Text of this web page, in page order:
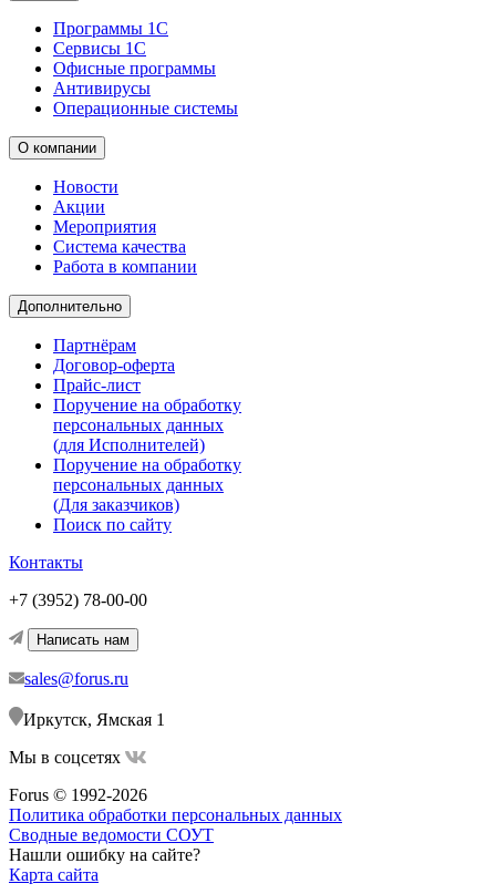
Программы 1С
Сервисы 1С
Офисные программы
Антивирусы
Операционные системы
О компании
Новости
Акции
Мероприятия
Система качества
Работа в компании
Дополнительно
Партнёрам
Договор-оферта
Прайс-лист
Поручение на обработку
персональных данных
(для Исполнителей)
Поручение на обработку
персональных данных
(Для заказчиков)
Поиск по сайту
Контакты
+7 (3952) 78-00-00
Написать нам
sales@forus.ru
Иркутск, Ямская 1
Мы в соцсетях
Forus © 1992-2026
Политика обработки персональных данных
Сводные ведомости СОУТ
Нашли ошибку на сайте?
Карта сайта